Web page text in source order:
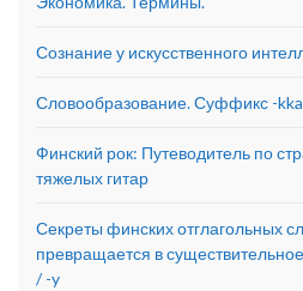
Сознание у искусственного
Словообразование. Суффикс -
Финский рок: Путеводитель по
тяжелых гитар
Секреты финских отглагольных
превращается в
/ -y